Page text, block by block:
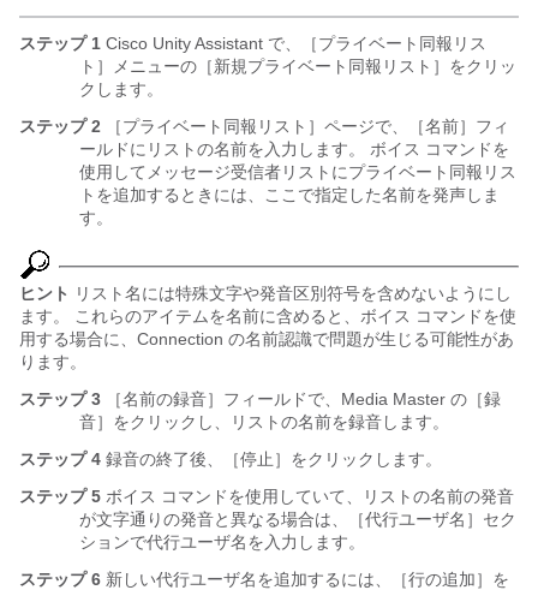
ステップ 1 Cisco Unity Assistant で、［プライベート同報リス
ト］メニューの［新規プライベート同報リスト］をクリッ
クします。
ステップ 2 ［プライベート同報リスト］ページで、［名前］フィ
ールドにリストの名前を入力します。 ボイス コマンドを
使用してメッセージ受信者リストにプライベート同報リス
トを追加するときには、ここで指定した名前を発声しま
す。
ヒント
リスト名には特殊文字や発音区別符号を含めないようにし
ます。 これらのアイテムを名前に含めると、ボイス コマンドを使
用する場合に、Connection の名前認識で問題が生じる可能性があ
ります。
ステップ 3 ［名前の録音］フィールドで、Media Master の［録
音］をクリックし、リストの名前を録音します。
ステップ 4 録音の終了後、［停止］をクリックします。
ステップ 5 ボイス コマンドを使用していて、リストの名前の発音
が文字通りの発音と異なる場合は、［代行ユーザ名］セク
ションで代行ユーザ名を入力します。
ステップ 6 新しい代行ユーザ名を追加するには、［行の追加］を